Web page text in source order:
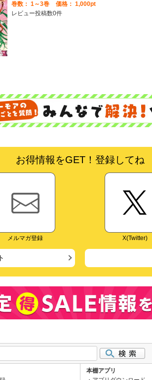
巻数： 1～3巻
価格： 1,000pt
レビュー投稿数0件
お得情報をGET！登録してね
メルマガ登録 X(Twitter)
本棚アプリ